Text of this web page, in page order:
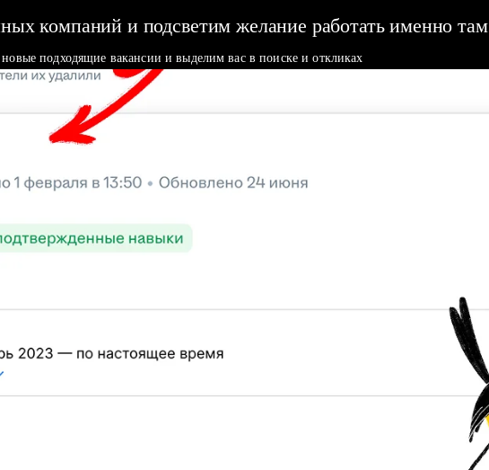
компаний и подсветим желание работать именно там
подходящие вакансии и выделим вас в поиске и откликах